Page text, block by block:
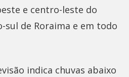
e centro-leste do
sul de Roraima e em todo
indica chuvas abaixo